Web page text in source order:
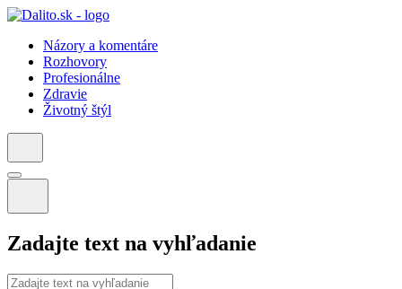
Názory a komentáre
Rozhovory
Profesionálne
Zdravie
Životný štýl
Zadajte text na vyhľadanie